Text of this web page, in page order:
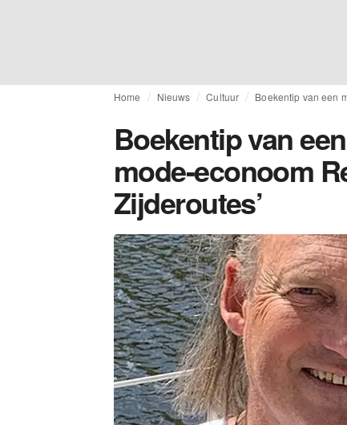
Home Nieuws Cultuur Boekentip van een
Boekentip van
mode-econoom
Zijderoutes’